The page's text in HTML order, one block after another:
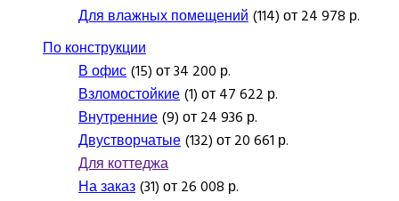
Для влажных помещений(114) от 24 978 р.
По конструкции
В офис(15) от 34 200 р.
Взломостойкие(1) от 47 622 р.
Внутренние(9) от 24 936 р.
Двустворчатые(132) от 20 661 р.
Для коттеджа
На заказ(31) от 26 008 р.